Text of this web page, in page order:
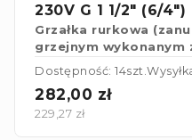
230V G 1 1/2" (6/
Grzałka rurkowa
grzejnym
powłoką niklową do
Dostępność: 14szt.
282,00 zł
229,27 zł